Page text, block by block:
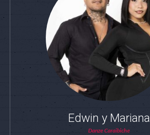
Edwin y Mariana
Danze Caraibiche